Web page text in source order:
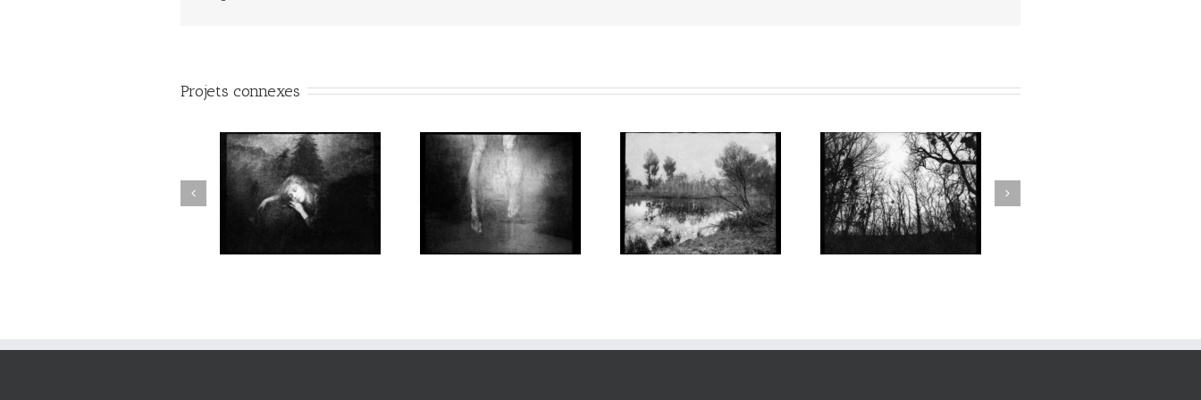
Projets connexes
Aux Abords des Rivages Aux Abords des Rivages Aux Abords des Rivages Aux Abords des Rivages Aux Abords des Rivages